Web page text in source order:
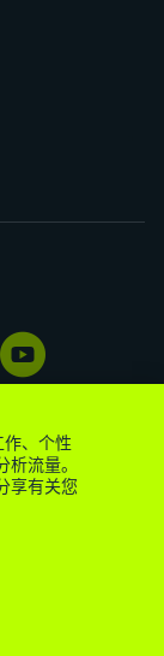
声明
作、个性
流量。
享有关您